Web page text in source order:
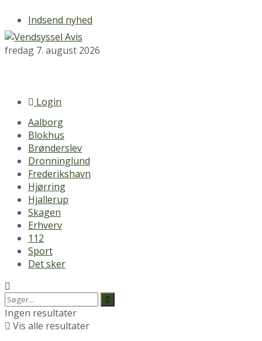
Indsend nyhed
fredag 7. august 2026
Login
Aalborg
Blokhus
Brønderslev
Dronninglund
Frederikshavn
Hjørring
Hjallerup
Skagen
Erhverv
112
Sport
Det sker
Ingen resultater
Vis alle resultater